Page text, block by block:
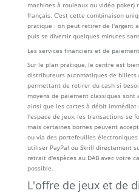
machines à rouleaux ou vidéo poker)
français. C'est cette combinaison
pratique : on peut retirer de l'argent
puis se divertir quelques minutes
Les services financiers et de
Sur le plan pratique, le centre est
distributeurs automatiques de billets
permettant de retirer du cash si
moyens de paiement classiques sont
ainsi que les cartes à débit immédiat
l'espace de jeux, les transactions se
mais certaines bornes peuvent
ou via des portefeuilles
utiliser PayPal ou Skrill directement
retrait d'espèces au DAB avec votre
possible.
L'offre de jeux et de